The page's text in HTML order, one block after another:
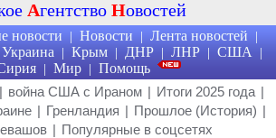
Агентство Новостей
новости | Новости | Лента новостей |
Украина | Крым | ДНР | ЛНР | США |
| Мир | Помощь
| война США с Ираном | Итоги 2025 года |
| Гренландия | Прошлое (История) |
| Популярные в соцсетях